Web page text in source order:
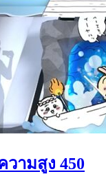
ามสูง 450